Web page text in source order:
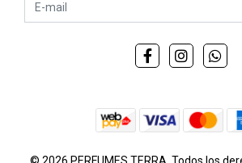
© 2026 PERFUMES TERRA. Todos los